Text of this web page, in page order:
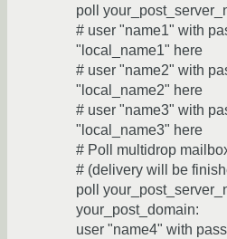
poll
# user "name1" with
"local_name1" here
# user "name2" with
"local_name2" here
# user "name3" with
"local_name3" here
# Poll multidrop
# (delivery will be
poll
your_post_domain:
user "name4" with